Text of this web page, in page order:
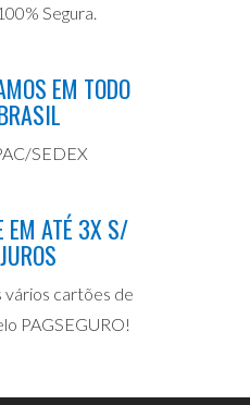
Segura.
EM TODO
SEDEX
EM ATÉ 3X S/
JUROS
vários cartões de
PAGSEGURO!